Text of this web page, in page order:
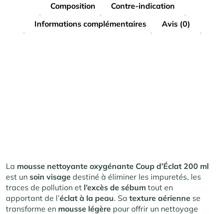
Composition
Contre-indication
Informations complémentaires
Avis (0)
La mousse nettoyante oxygénante Coup d’Éclat 200 ml
est un soin visage destiné à éliminer les impuretés, les
traces de pollution et l’excès de sébum tout en
apportant de l’éclat à la peau. Sa texture aérienne se
transforme en mousse légère pour offrir un nettoyage